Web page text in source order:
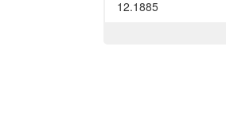
12.1885